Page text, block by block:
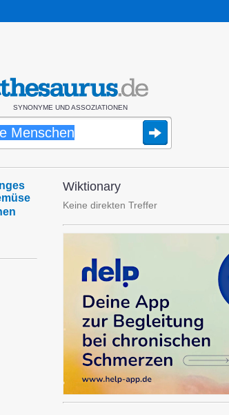
SYNONYME UND ASSOZIATIONEN
Wiktionary
Keine direkten Treffer